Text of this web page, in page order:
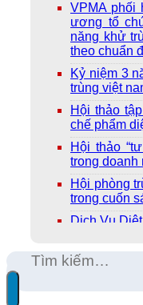
VPMA phối
ương tổ
năng khử
theo chuẩn
Kỷ niệm 3
trùng việt
Hội thảo
chế phẩm
Hội thảo
trong doanh
Hội phòng
trong cuốn
Dịch Vụ